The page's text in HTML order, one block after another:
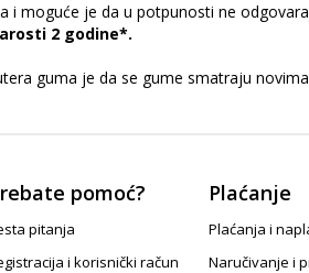
i moguće je da u potpunosti ne
2 godine*.
guma je da se gume smatraju
pomoć?
pitanja
i korisnički račun
Plaćanje
Plaćanja i
Naručivanje i